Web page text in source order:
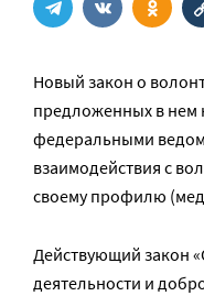
Новый закон о
предложенных в нем
федеральными
взаимодействия с
своему профилю
Действующий закон
деятельности и